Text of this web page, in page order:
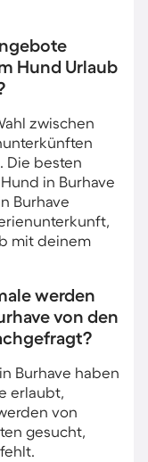
Hund Urlaub
zwischen
Die besten
in Burhave
Burhave
mit deinem
werden
von den
Burhave haben
erlaubt,
von
gesucht,